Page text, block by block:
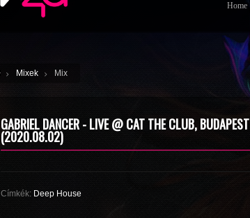
Home
Mixek Mix
GABRIEL DANCER - LIVE @ CAT THE CLUB,
(2020.08.02)
Címkék: Deep House